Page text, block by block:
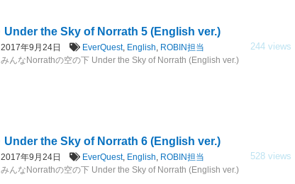
Under the Sky of Norrath 5 (English ver.)
2017年9月24日 EverQuest, English, ROBIN担当 244 views
みんなNorrathの空の下 Under the Sky of Norrath (English ver.)
Under the Sky of Norrath 6 (English ver.)
2017年9月24日 EverQuest, English, ROBIN担当 528 views
みんなNorrathの空の下 Under the Sky of Norrath (English ver.)